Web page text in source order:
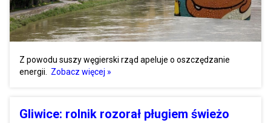
Z powodu suszy węgierski rząd apeluje o oszczędzanie
energii.
Zobacz więcej »
Gliwice: rolnik rozorał pługiem świeżo